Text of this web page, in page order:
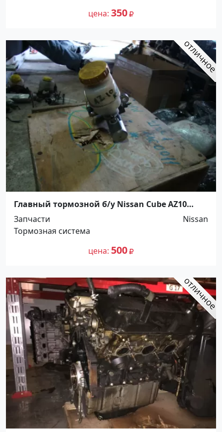
цена 350
Главный тормозной б/у Nissan Cube AZ10
Краснодар
Запчасти
Nissan
Тормозная система
цена 500